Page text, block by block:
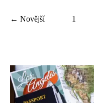
← Novější 1